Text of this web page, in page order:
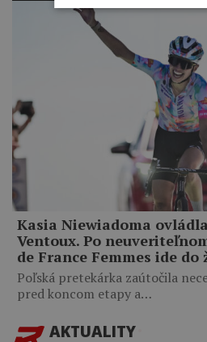
Kasia Niewiadoma
Ventoux. Po
de France Femmes ide
Poľská pretekárka zaútočila
pred koncom etapy a…
AKTUALITY